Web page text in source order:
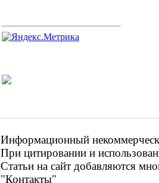
Информационный
При цитировании и
Статьи на сайт добавляются
"Контакты"